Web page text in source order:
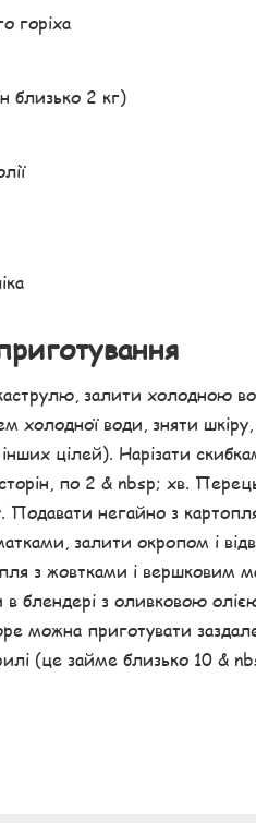
горіха
близько 2 кг)
залити холодною
холодної води, зняти
цілей). Нарізати
по 2 & nbsp; хв.
Подавати негайно з
залити окропом і
з жовтками і вершковим
блендері з оливковою
можна приготувати
(це займе близько 10 &